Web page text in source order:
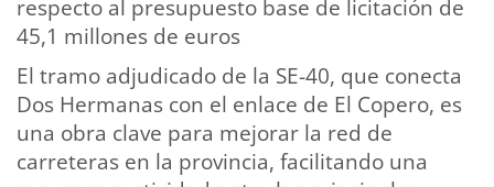
respecto al presupuesto base de licitación de
45,1 millones de euros
El tramo adjudicado de la SE-40, que conecta
Dos Hermanas con el enlace de El Copero, es
una obra clave para mejorar la red de
carreteras en la provincia, facilitando una